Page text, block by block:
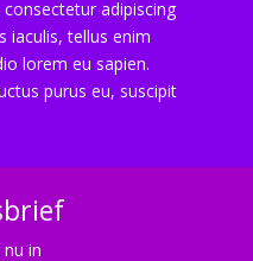
adipiscing
iaculis, tellus enim
lorem eu sapien.
purus eu, suscipit
in